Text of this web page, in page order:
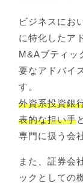
ビジネスにお
に特化したア
M&Aブティッ
要なアドバイ
す。
外資系投資銀
表的な担い手
専門に扱う会
また、証券会
ックとしての